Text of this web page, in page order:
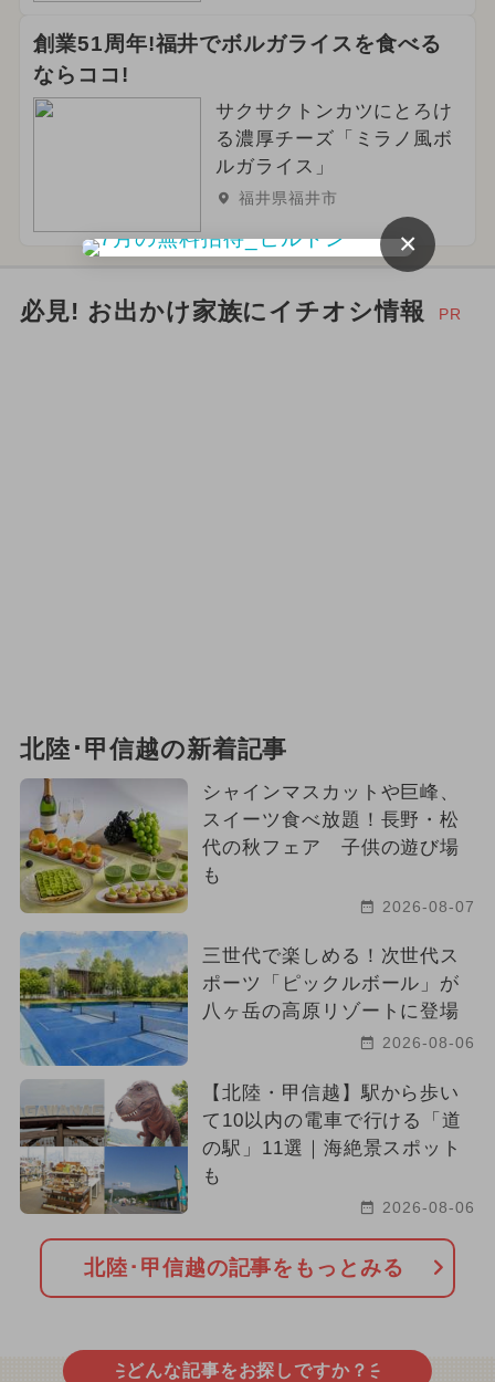
創業51周年!福井でボルガライスを食べる
ならココ!
サクサクトンカツにとろけ
る濃厚チーズ「ミラノ風ボ
ルガライス」
福井県福井市
必見! お出かけ家族にイチオシ情報 PR
北陸･甲信越の新着記事
シャインマスカットや巨峰、
スイーツ食べ放題！長野・松
代の秋フェア 子供の遊び場
も
2026-08-07
三世代で楽しめる！次世代ス
ポーツ「ピックルボール」が
八ヶ岳の高原リゾートに登場
2026-08-06
【北陸・甲信越】駅から歩い
て10以内の電車で行ける「道
の駅」11選｜海絶景スポット
も
2026-08-06
北陸･甲信越の記事をもっとみる
どんな記事をお探しですか？
×